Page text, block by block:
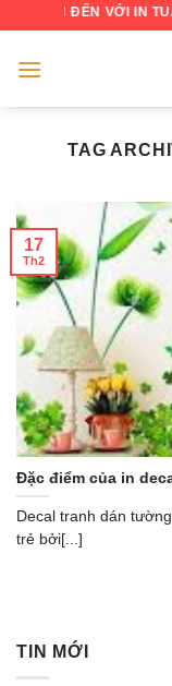
content
ĐẾN VỚI IN TUẤN
TAG
Đặc điểm của in
Decal tranh dán
trẻ bởi[...]
17
Th2
TIN MỚI